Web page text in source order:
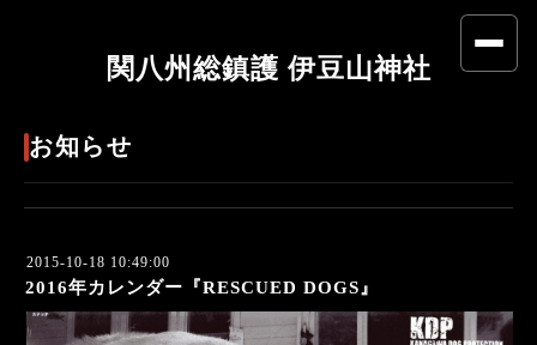
関八州総鎮護 伊豆山神社
お知らせ
2015-10-18 10:49:00
2016年カレンダー『RESCUED DOGS』